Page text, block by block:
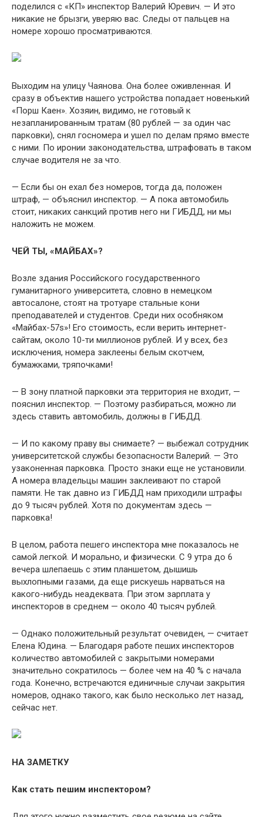
поделился с «КП» инспектор Валерий Юревич. — И это
никакие не брызги, уверяю вас. Следы от пальцев на
номере хорошо просматриваются.
Выходим на улицу Чаянова. Она более оживленная. И
сразу в объектив нашего устройства попадает новенький
«Порш Каен». Хозяин, видимо, не готовый к
незапланированным тратам (80 рублей — за один час
парковки), снял госномера и ушел по делам прямо вместе
с ними. По иронии законодательства, штрафовать в таком
случае водителя не за что.
— Если бы он ехал без номеров, тогда да, положен
штраф, — объяснил инспектор. — А пока автомобиль
стоит, никаких санкций против него ни ГИБДД, ни мы
наложить не можем.
ЧЕЙ ТЫ, «МАЙБАХ»?
Возле здания Российского государственного
гуманитарного университета, словно в немецком
автосалоне, стоят на тротуаре стальные кони
преподавателей и студентов. Среди них особняком
«Майбах-57s»! Его стоимость, если верить интернет-
сайтам, около 10-ти миллионов рублей. И у всех, без
исключения, номера заклеены белым скотчем,
бумажками, тряпочками!
— В зону платной парковки эта территория не входит, —
пояснил инспектор. — Поэтому разбираться, можно ли
здесь ставить автомобиль, должны в ГИБДД.
— И по какому праву вы снимаете? — выбежал сотрудник
университетской службы безопасности Валерий. — Это
узаконенная парковка. Просто знаки еще не установили.
А номера владельцы машин заклеивают по старой
памяти. Не так давно из ГИБДД нам приходили штрафы
до 9 тысяч рублей. Хотя по документам здесь —
парковка!
В целом, работа пешего инспектора мне показалось не
самой легкой. И морально, и физически. С 9 утра до 6
вечера шлепаешь с этим планшетом, дышишь
выхлопными газами, да еще рискуешь нарваться на
какого-нибудь неадеквата. При этом зарплата у
инспекторов в среднем — около 40 тысяч рублей.
— Однако положительный результат очевиден, — считает
Елена Юдина. — Благодаря работе пеших инспекторов
количество автомобилей с закрытыми номерами
значительно сократилось — более чем на 40 % с начала
года. Конечно, встречаются единичные случаи закрытия
номеров, однако такого, как было несколько лет назад,
сейчас нет.
НА ЗАМЕТКУ
Как стать пешим инспектором?